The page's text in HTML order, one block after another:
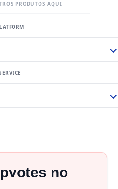
PRODUTOS AQUI
no